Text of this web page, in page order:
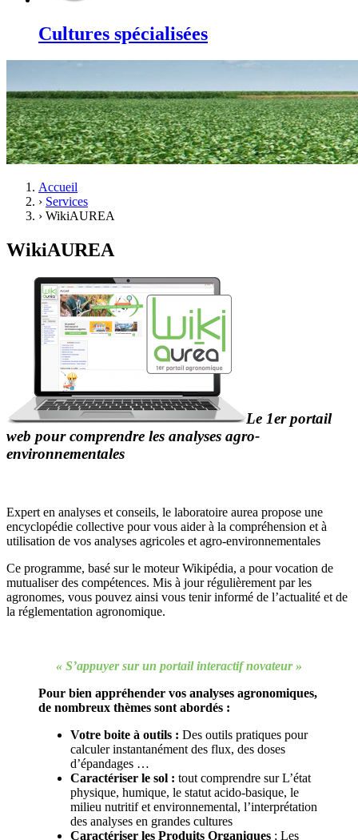
Cultures spécialisées
Accueil
› Services
› WikiAUREA
WikiAUREA
Le 1er portail
web pour comprendre les analyses agro‐
environnementales
Expert en analyses et conseils, le laboratoire aurea propose une
encyclopédie collective pour vous aider à la compréhension et à
utilisation de vos analyses agricoles et agro‐environnementales
Ce programme, basé sur le moteur Wikipédia, a pour vocation de
mutualiser des compétences. Mis à jour régulièrement par les
agronomes, vous pouvez ainsi vous tenir informé de l’actualité et de
la réglementation agronomique.
« S’appuyer sur un portail interactif novateur »
Pour bien appréhender vos analyses agronomiques,
de nombreux thèmes sont abordés :
Votre boite à outils : Des outils pratiques pour
calculer instantanément des flux, des doses
d’épandages …
Caractériser le sol : tout comprendre sur L’état
physique, humique, le statut acido-basique, le
milieu nutritif et environnemental, l’interprétation
des analyses en grandes cultures
Caractériser les Produits Organiques ; Les